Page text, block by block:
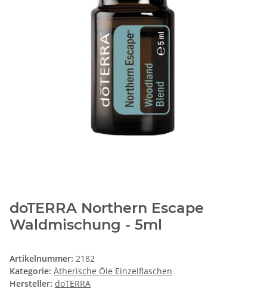
doTERRA Northern Escape
Waldmischung - 5ml
Artikelnummer: 2182
Kategorie: Ätherische Öle Einzelflaschen
Hersteller: doTERRA